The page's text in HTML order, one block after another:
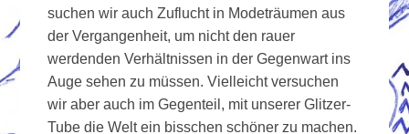
suchen wir auch Zuflucht in Modeträumen aus
der Vergangenheit, um nicht den rauer
werdenden Verhältnissen in der Gegenwart ins
Auge sehen zu müssen. Vielleicht versuchen
wir aber auch im Gegenteil, mit unserer Glitzer-
Tube die Welt ein bisschen schöner zu machen.